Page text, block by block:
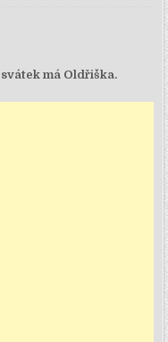
má Oldřiška.